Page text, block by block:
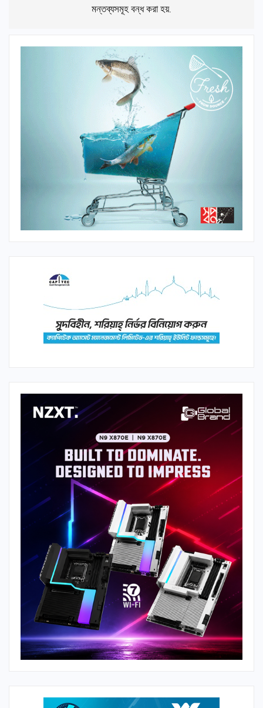
মন্তব্যসমূহ বন্ধ করা হয়.